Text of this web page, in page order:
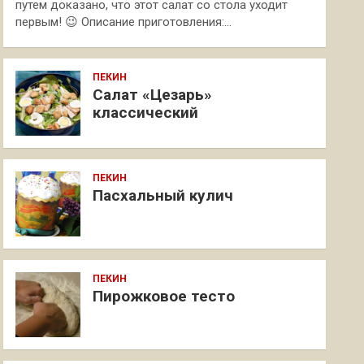
путем доказано, что этот салат со стола уходит
первым! 😉 Описание приготовления:…
ПЕКИН
Салат «Цезарь»
классический
ПЕКИН
Пасхальный кулич
ПЕКИН
Пирожковое тесто